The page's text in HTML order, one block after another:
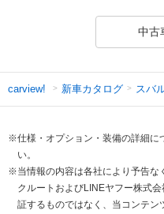
中古
carview! 新車カタログ スバ
※仕様・オプション・装備の詳細に
い。
※当情報の内容は各社により予告な
クルートおよびLINEヤフー株式
証するものではなく、当コンテン